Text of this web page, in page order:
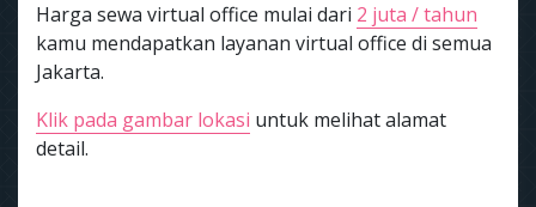
Harga sewa virtual office mulai dari 2 juta / tahun
kamu mendapatkan layanan virtual office di semua
Jakarta.
Klik pada gambar lokasi untuk melihat alamat
detail.